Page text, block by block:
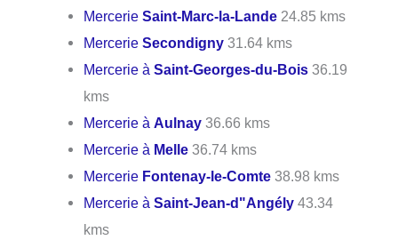
MercerieSaint-Marc-la-Lande 24.85 kms
MercerieSecondigny 31.64 kms
Mercerie àSaint-Georges-du-Bois 36.19
kms
Mercerie àAulnay 36.66 kms
Mercerie à Melle 36.74 kms
Mercerie Fontenay-le-Comte 38.98 kms
Mercerie àSaint-Jean-d"Angély 43.34
kms